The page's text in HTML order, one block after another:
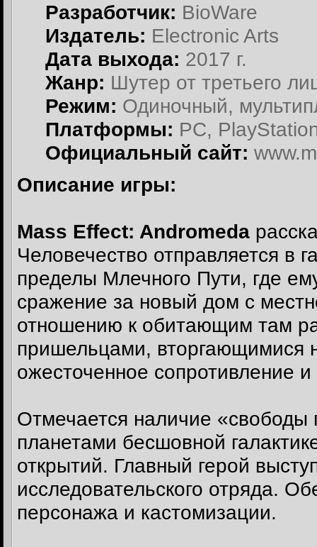
Разработчик: BioWare
Издатель: Electronic Arts
Дата выхода: 2017 г.
Жанр: Шутер от третьего
Режим: Одиночный,
Платформы: PC,
Официальный сайт:
Описание игры:
Mass Effect: Andromeda
Человечество отправляется в
пределы Млечного Пути, где
сражение за новый дом с
отношению к обитающим там
пришельцами, вторгающимися
ожесточенное сопротивление
Отмечается наличие
планетами бесшовной
открытий. Главный герой
исследовательского отряда.
персонажа и кастомизации.